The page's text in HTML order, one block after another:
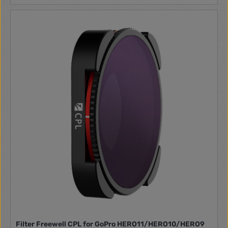
blur. To change the effect, simply twist the filter ring. Thanks
Sherpa case If you use a Sherpa case, this filter is for you! It
is compatible with the case suitable for iPhone 13 / iPhone
14 and mounts magnetically. So you can mount or replace
the filter in no time and experiment with interesting effects
quality materials, the filter has a special protective coating
that does not affect the color optics of the materials
created. The filter is therefore resistant to dust and
scratches, as well as fingerprints and the formation of
greasy stains, so keeping it clean is no problem. At the same
time, it provides the best image quality and allows you to
maintain neutral image colors. Your photos will be stunning!
Filter type ND 1-5 Stop Optical coatings Dustproof, scratch
resistant, oil resistant
Filter Freewell CPL for GoPro HERO11/HERO10/HERO9